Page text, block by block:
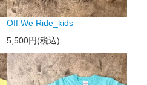
Off We Ride_kids
5,500円(税込)